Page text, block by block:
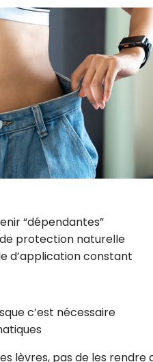
“dépendantes”
protection naturelle
d’application constant
c’est nécessaire
lèvres, pas de les rendre